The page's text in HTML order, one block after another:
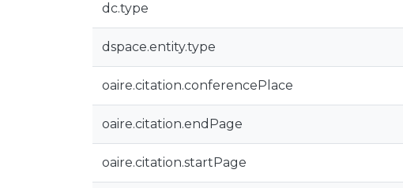
dc.type
dspace.entity.type
oaire.citation.conferencePlace
oaire.citation.endPage
oaire.citation.startPage